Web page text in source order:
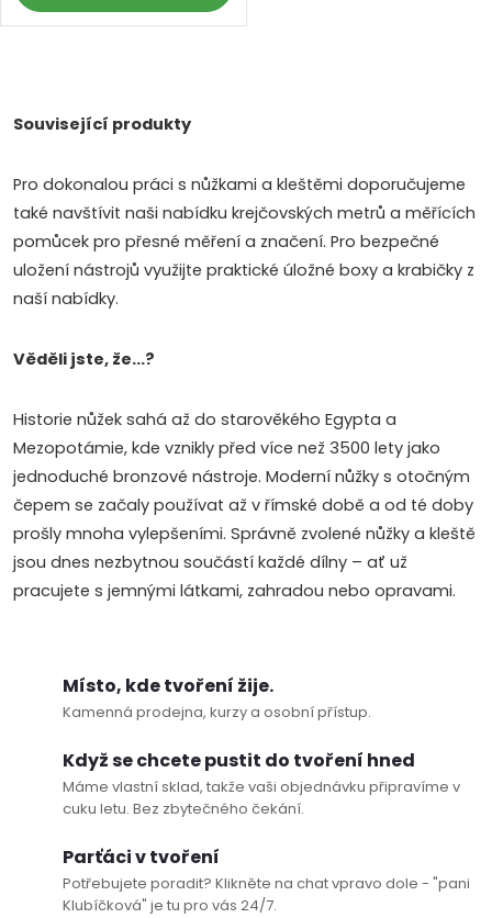
v
l
á
d
a
c
p
r
v
k
Související produkty
Pro dokonalou práci s nůžkami a kleštěmi doporučujeme
také navštívit naši nabídku krejčovských metrů a měřících
pomůcek pro přesné měření a značení. Pro bezpečné
uložení nástrojů využijte praktické úložné boxy a krabičky z
naší nabídky.
Věděli jste, že...?
Historie nůžek sahá až do starověkého Egypta a
Mezopotámie, kde vznikly před více než 3500 lety jako
jednoduché bronzové nástroje. Moderní nůžky s otočným
čepem se začaly používat až v římské době a od té doby
prošly mnoha vylepšeními. Správně zvolené nůžky a kleště
jsou dnes nezbytnou součástí každé dílny – ať už
pracujete s jemnými látkami, zahradou nebo opravami.
Místo, kde tvoření žije.
Kamenná prodejna, kurzy a osobní přístup.
Když se chcete pustit do tvoření hned
Máme vlastní sklad, takže vaši objednávku připravíme v
cuku letu. Bez zbytečného čekání.
Parťáci v tvoření
Potřebujete poradit? Klikněte na chat vpravo dole - "pani
Klubíčková" je tu pro vás 24/7.